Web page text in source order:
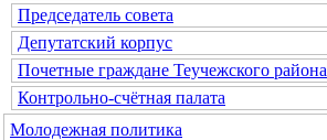
Председатель совета
Депутатский корпус
Почетные граждане Теучежского района
Контрольно-счётная палата
Молодежная политика